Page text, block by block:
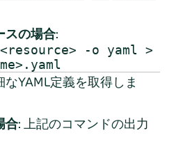
スの場合:
-o yaml >
YAML定義を取得しま
合: 上記のコマンドの出力